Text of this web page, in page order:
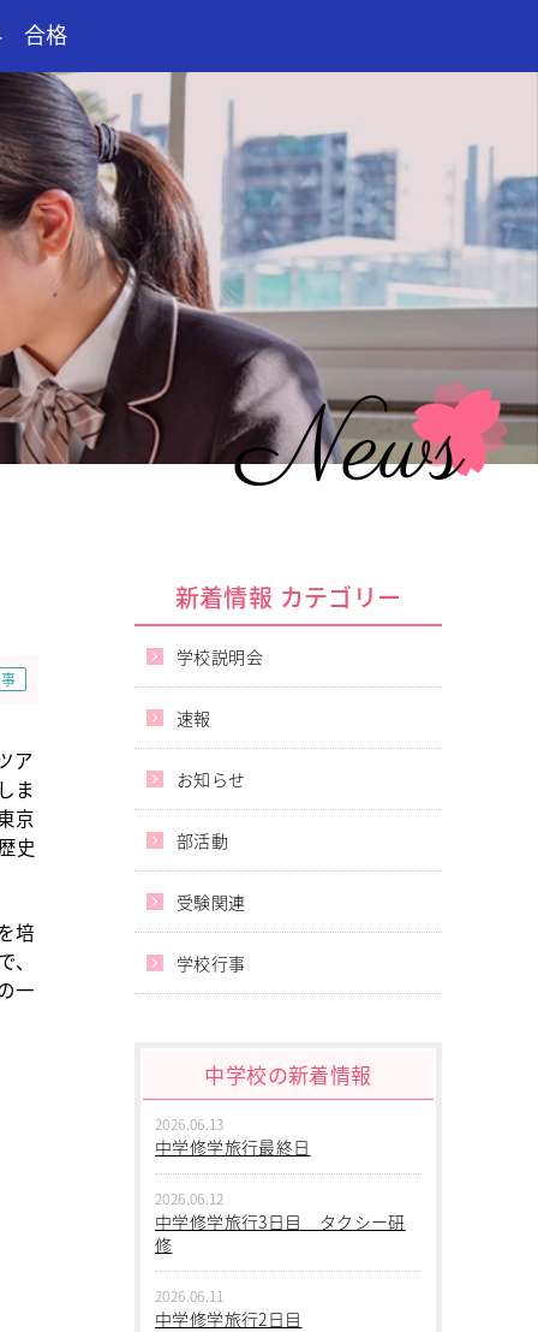
合格
News
ア
ま
京
史
培
一
新着情報 カテゴリー
学校説明会
速報
お知らせ
部活動
受験関連
学校行事
中学校の新着情報
2026.06.13
中学修学旅行最終日
2026.06.12
中学修学旅行3日目 タクシー研
修
2026.06.11
中学修学旅行2日目